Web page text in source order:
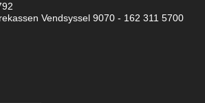
Vendsyssel 9070 - 162 311 5700